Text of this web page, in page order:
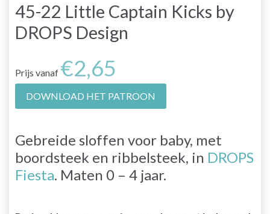
45-22 Little Captain Kicks by
DROPS Design
Prijs vanaf €2,65
DOWNLOAD HET PATROON
Gebreide sloffen voor baby, met
boordsteek en ribbelsteek, in DROPS
Fiesta. Maten 0 – 4 jaar.